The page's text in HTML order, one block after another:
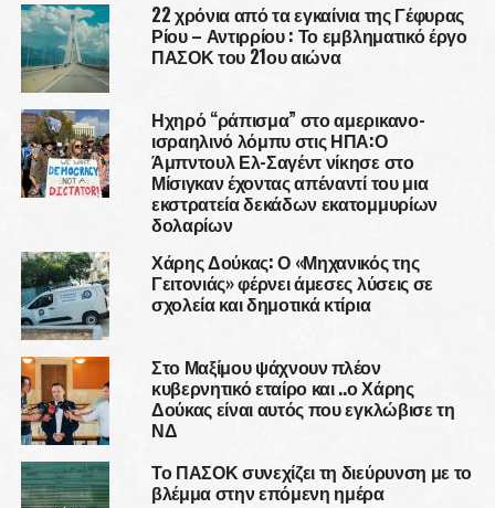
22 χρόνια από τα εγκαίνια της Γέφυρας
Ρίου – Αντιρρίου : Το εμβληματικό έργο
ΠΑΣΟΚ του 21ου αιώνα
Ηχηρό “ράπισμα” στο αμερικανο-
ισραηλινό λόμπυ στις ΗΠΑ:Ο
Άμπντουλ Ελ-Σαγέντ νίκησε στο
Μίσιγκαν έχοντας απέναντί του μια
εκστρατεία δεκάδων εκατομμυρίων
δολαρίων
Χάρης Δούκας: Ο «Μηχανικός της
Γειτονιάς» φέρνει άμεσες λύσεις σε
σχολεία και δημοτικά κτίρια
Στο Μαξίμου ψάχνουν πλέον
κυβερνητικό εταίρο και ..ο Χάρης
Δούκας είναι αυτός που εγκλώβισε τη
ΝΔ
Το ΠΑΣΟΚ συνεχίζει τη διεύρυνση με το
βλέμμα στην επόμενη ημέρα